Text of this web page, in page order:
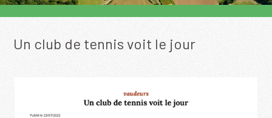
Un club de tennis voit le jour